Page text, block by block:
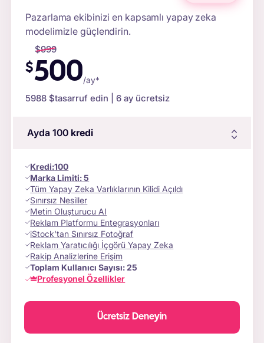
Pazarlama ekibinizi en kapsamlı yapay zeka
modelimizle güçlendirin.
$999
$500/ay*
5988 $tasarruf edin | 6 ay ücretsiz
Ayda 100 kredi
Kredi:100
Marka Limiti:5
Tüm Yapay Zeka Varlıklarının Kilidi Açıldı
Sınırsız Nesiller
Metin Oluşturucu AI
Reklam Platformu Entegrasyonları
iStock'tan Sınırsız Fotoğraf
Reklam Yaratıcılığı İçgörü Yapay Zeka
Rakip Analizlerine Erişim
Toplam Kullanıcı Sayısı:25
Profesyonel Özellikler
Ücretsiz Deneyin